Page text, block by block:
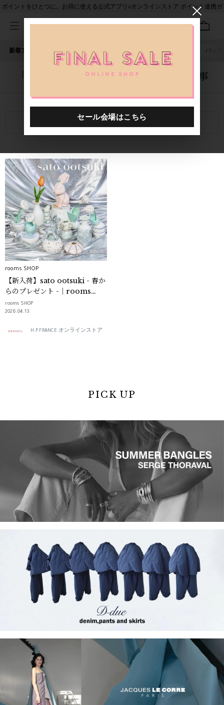
ポイントをひとつに。お得に使える公式アプリ×オンラインストア ポイント連携ガ
新着アイテム 人気ワード セール 40th限定 バッグ
「5042101.2610155.0001」に関する記事
関連キーワード
rooms SHOP
【新入荷】sato ootsuki - 春か
らのプレゼント -｜rooms
SHOP
rooms SHOP
2026.04.13
H.P.FRANCE オンラインストア
PICK UP